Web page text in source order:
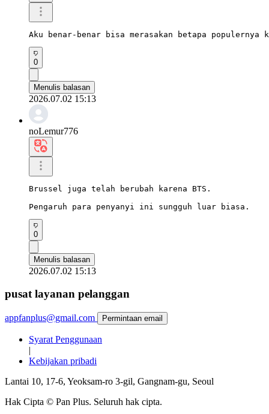
Aku benar-benar bisa merasakan betapa
0
Menulis balasan
2026.07.02 15:13
noLemur776
Brussel juga telah berubah karena BTS.
Pengaruh para penyanyi ini sungguh luar biasa.
0
Menulis balasan
2026.07.02 15:13
pusat layanan pelanggan
appfanplus@gmail.com Permintaan email
Syarat Penggunaan
|
Kebijakan pribadi
Lantai 10, 17-6, Yeoksam-ro 3-gil, Gangnam-gu, Seoul
Hak Cipta © Pan Plus. Seluruh hak cipta.